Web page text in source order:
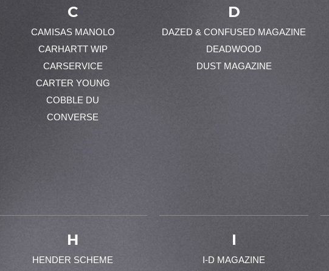
C
CAMISAS MANOLO
CARHARTT WIP
CARSERVICE
CARTER YOUNG
COBBLE DU
CONVERSE
D
DAZED & CONFUSED MAGAZINE
DEADWOOD
DUST MAGAZINE
H
HENDER SCHEME
I
I-D MAGAZINE